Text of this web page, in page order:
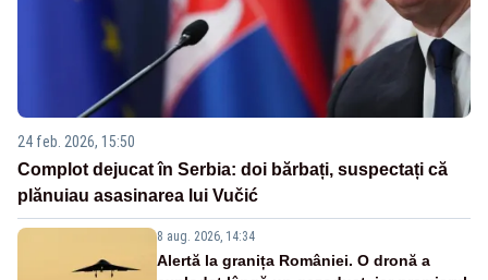
24 feb. 2026, 15:50
Complot dejucat în Serbia: doi bărbați, suspectați că
plănuiau asasinarea lui Vučić
8 aug. 2026, 14:34
Alertă la granița României. O dronă a